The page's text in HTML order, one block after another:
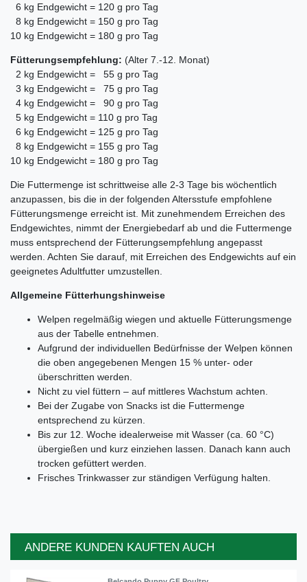
6 kg Endgewicht = 120 g pro Tag
8 kg Endgewicht = 150 g pro Tag
10 kg Endgewicht = 180 g pro Tag
Fütterungsempfehlung: (Alter 7.-12. Monat)
2 kg Endgewicht = 55 g pro Tag
3 kg Endgewicht = 75 g pro Tag
4 kg Endgewicht = 90 g pro Tag
5 kg Endgewicht = 110 g pro Tag
6 kg Endgewicht = 125 g pro Tag
8 kg Endgewicht = 155 g pro Tag
10 kg Endgewicht = 180 g pro Tag
Die Futtermenge ist schrittweise alle 2-3 Tage bis wöchentlich
anzupassen, bis die in der folgenden Altersstufe empfohlene
Fütterungsmenge erreicht ist. Mit zunehmendem Erreichen des
Endgewichtes, nimmt der Energiebedarf ab und die Futtermenge
muss entsprechend der Fütterungsempfehlung angepasst
werden. Achten Sie darauf, mit Erreichen des Endgewichts auf ein
geeignetes Adultfutter umzustellen.
Allgemeine Fütterhungshinweise
Welpen regelmäßig wiegen und aktuelle Fütterungsmenge
aus der Tabelle entnehmen.
Aufgrund der individuellen Bedürfnisse der Welpen können
die oben angegebenen Mengen 15 % unter- oder
überschritten werden.
Nicht zu viel füttern – auf mittleres Wachstum achten.
Bei der Zugabe von Snacks ist die Futtermenge
entsprechend zu kürzen.
Bis zur 12. Woche idealerweise mit Wasser (ca. 60 °C)
übergießen und kurz einziehen lassen. Danach kann auch
trocken gefüttert werden.
Frisches Trinkwasser zur ständigen Verfügung halten.
ANDERE KUNDEN KAUFTEN AUCH